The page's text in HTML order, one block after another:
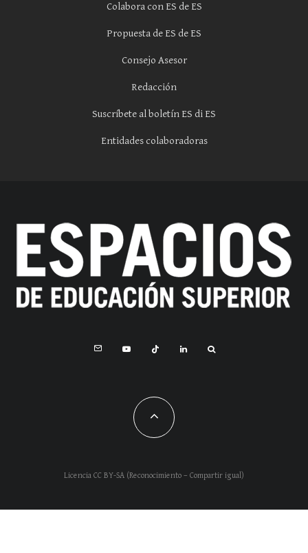
Colabora con ES de ES
Propuesta de ES de ES
Consejo Asesor
Redacción
Suscríbete al boletín ES di ES
Entidades colaboradoras
Licencia CC BY-SA (Reconocimiento – Compartir igual)